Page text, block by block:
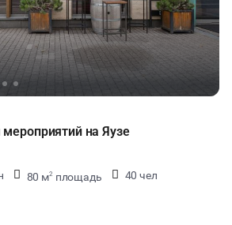
лофт для мероприятий на Яузе
80 м2 площадь
40 чел